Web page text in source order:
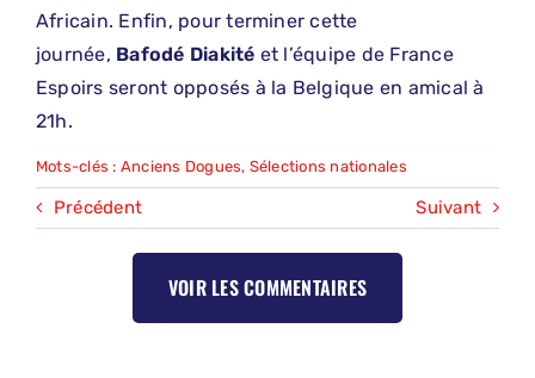
Africain. Enfin, pour terminer cette
journée, Bafodé Diakité et l’équipe de France
Espoirs seront opposés à la Belgique en amical à
21h.
Mots-clés : Anciens Dogues, Sélections nationales
Précédent Suivant
VOIR LES COMMENTAIRES